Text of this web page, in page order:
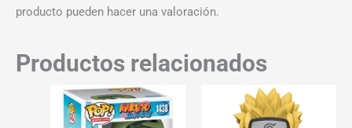
producto pueden hacer una valoración.
Productos relacionados